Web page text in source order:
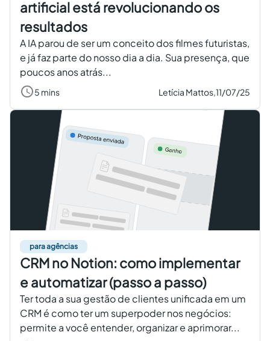
artificial está revolucionando os
resultados
A IA parou de ser um conceito dos filmes futuristas,
e já faz parte do nosso dia a dia. Sua presença, que
poucos anos atrás...
5 mins Letícia Mattos,11/07/25
para agências
CRM no Notion: como implementar
e automatizar (passo a passo)
Ter toda a sua gestão de clientes unificada em um
CRM é como ter um superpoder nos negócios:
permite a você entender, organizar e aprimorar...